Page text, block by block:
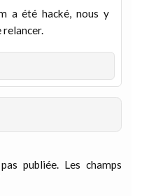
a été hacké, nous y
publiée. Les champs